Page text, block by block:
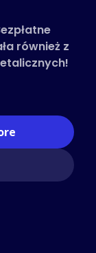
również z